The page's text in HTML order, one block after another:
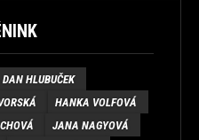
DAN HLUBUČEK
HANKA VOLFOVÁ
JANA NAGYOVÁ